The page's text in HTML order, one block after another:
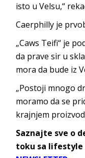
isto u Velsu,“
Caerphilly je
„Caws Teifi“ je
da prave sir u
mora da bude iz
„Postoji mnogo
moramo da se
krajnjem
Saznajte sve o
toku sa